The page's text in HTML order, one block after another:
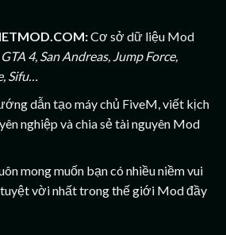
Cơ sở dữ liệu Mod
4, San Andreas, Jump Force,
Sifu…
dẫn tạo máy chủ FiveM, viết kịch
nghiệp và chia sẻ tài nguyên Mod
mong muốn bạn có nhiều niềm vui
vời nhất trong thế giới Mod đầy